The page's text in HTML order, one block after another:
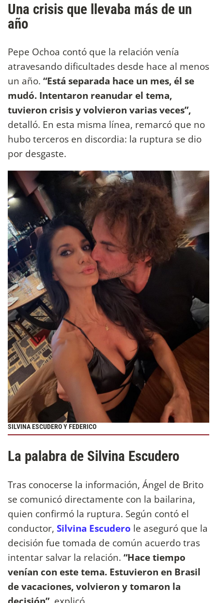
Una crisis que llevaba más de un
año
Pepe Ochoa contó que la relación venía
atravesando dificultades desde hace al menos
un año. “Está separada hace un mes, él se
mudó. Intentaron reanudar el tema,
tuvieron crisis y volvieron varias veces”,
detalló. En esta misma línea, remarcó que no
hubo terceros en discordia: la ruptura se dio
por desgaste.
SILVINA ESCUDERO Y FEDERICO
La palabra de Silvina Escudero
Tras conocerse la información, Ángel de Brito
se comunicó directamente con la bailarina,
quien confirmó la ruptura. Según contó el
conductor, Silvina Escudero le aseguró que la
decisión fue tomada de común acuerdo tras
intentar salvar la relación. “Hace tiempo
venían con este tema. Estuvieron en Brasil
de vacaciones, volvieron y tomaron la